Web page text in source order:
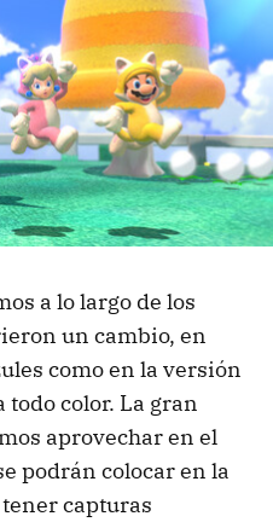
a lo largo de los
un cambio, en
como en la versión
color. La gran
aprovechar en el
podrán colocar en la
capturas